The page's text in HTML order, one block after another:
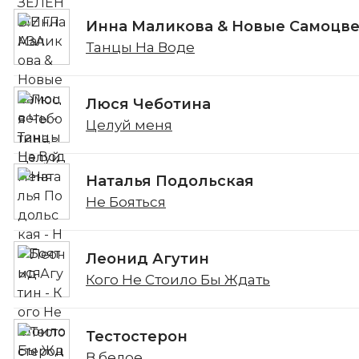
Инна Маликова & Новые
Танцы На Воде
Люся Чеботина
Целуй меня
Наталья Подольская
Не Бояться
Леонид Агутин
Кого Не Стоило Бы Ждать
Тестостерон